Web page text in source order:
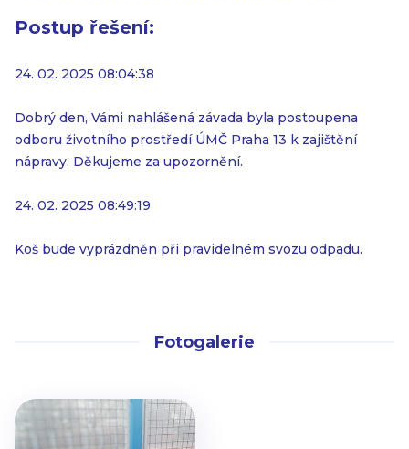
Postup řešení:
24. 02. 2025 08:04:38
Dobrý den, Vámi nahlášená závada byla postoupena
odboru životního prostředí ÚMČ Praha 13 k zajištění
nápravy. Děkujeme za upozornění.
24. 02. 2025 08:49:19
Koš bude vyprázdněn při pravidelném svozu odpadu.
Fotogalerie